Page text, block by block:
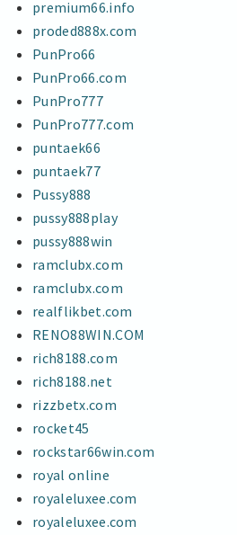
premium66.info
proded888x.com
PunPro66
PunPro66.com
PunPro777
PunPro777.com
puntaek66
puntaek77
Pussy888
pussy888play
pussy888win
ramclubx.com
ramclubx.com
realflikbet.com
RENO88WIN.COM
rich8188.com
rich8188.net
rizzbetx.com
rocket45
rockstar66win.com
royal online
royaleluxee.com
royaleluxee.com